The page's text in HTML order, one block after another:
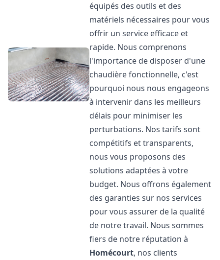
équipés des outils et des
matériels nécessaires pour vous
offrir un service efficace et
rapide. Nous comprenons
l'importance de disposer d'une
chaudière fonctionnelle, c'est
pourquoi nous nous engageons
à intervenir dans les meilleurs
délais pour minimiser les
perturbations. Nos tarifs sont
compétitifs et transparents,
nous vous proposons des
solutions adaptées à votre
budget. Nous offrons également
des garanties sur nos services
pour vous assurer de la qualité
de notre travail. Nous sommes
fiers de notre réputation à
Homécourt, nos clients